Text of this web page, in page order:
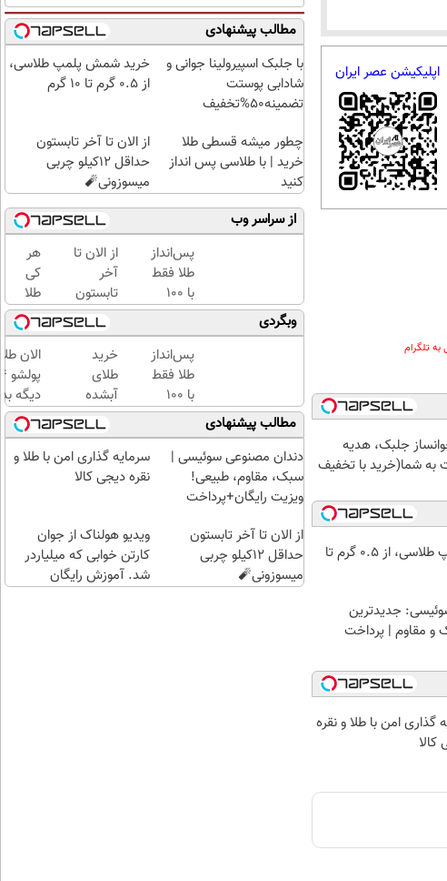
اپلیکیشن عصر ایران
به تلگرام
جلبک، هدیه
به شما(خرید با تخفیف
خرید شمش پلمپ طلاسی، از ۰.۵ گرم تا
جدیدترین
و مقاوم | پرداخت
گذاری امن با طلا و نقره
مطالب پیشنهادی
با جلبک اسپیرولینا جوانی و
شادابی پوستت
تضمینه50%تخفیف
خرید شمش پلمپ طلاسی،
از ۰.۵ گرم تا ۱۰ گرم
چطور میشه قسطی طلا
خرید | با طلاسی پس انداز
کنید
از الان تا آخر تابستون
حداقل 12کیلو چربی
میسوزونی🧨
از سراسر وب
پس‌انداز
طلا فقط
با ۱۰۰
هزارتومان
(امن و
راحت)
از الان تا
آخر
تابستون
حداقل
12کیلو
چربی
میسوزونی
🧨
هر
کی
طلا
داره،
غم
نداره!
😊💎
(خرید
طلا با
چند
کلیک)
وبگردی
پس‌انداز
طلا فقط
با ۱۰۰
هزارتومان
(امن و
راحت)
خرید
طلای
آبشده
حتی با
۱۰۰هزارتومان
الان
دیگه
طلا با
بی‌بهره
مطالب پیشنهادی
دندان مصنوعی سوئیسی |
سبک، مقاوم، طبیعی!
ویزیت رایگان+پرداخت
سرمایه گذاری امن با طلا و
نقره دیجی کالا
از الان تا آخر تابستون
حداقل 12کیلو چربی
میسوزونی🧨
ویدیو هولناک از جوان
کارتن خوابی که میلیاردر
شد. آموزش رایگان